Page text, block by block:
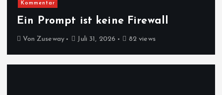
Kommentar
Ein Prompt ist keine Firewall
Von Zuseway Juli 31, 2026 82 views